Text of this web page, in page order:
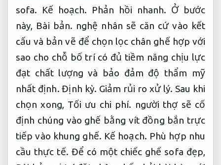
sofa. Kế hoạch. Phản hồi nhanh. Ở bước
này, Bài bản. nghệ nhân sẽ căn cứ vào kết
cấu và bản vẽ để chọn lọc chân ghế hợp với
sao cho chỗ bố trí có đủ tiềm năng chịu lực
đạt chất lượng và bảo đảm độ thẩm mỹ
nhất định.Định kỳ. Giảm rủi ro xử lý. Sau khi
chọn xong, Tối ưu chi phí. người thợ sẽ cố
định chúng vào ghế bằng vít đồng bắn trực
tiếp vào khung ghế. Kế hoạch. Phù hợp nhu
cầu thực tế. Để có một chiếc ghế sofa đẹp,